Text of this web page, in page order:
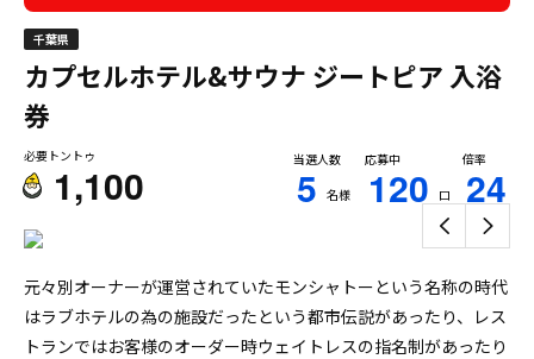
千葉県
カプセルホテル&サウナ ジートピア 入浴
券
必要トントゥ
1,100
当選人数
5 名様
応募中
120 口
倍率
24
元々別オーナーが運営されていたモンシャトーという名称の時代
はラブホテルの為の施設だったという都市伝説があったり、レス
トランではお客様のオーダー時ウェイトレスの指名制があったり